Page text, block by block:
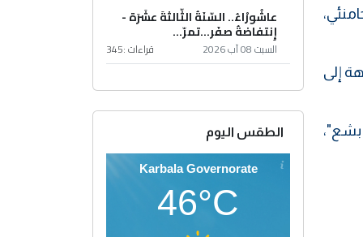
إلى
بشع"،
عاشُورْاءُ.. السّنَةُ الثّالثةَ عشَرَة -
إِنتفاضةُ صفَر…تمرّ...
السبت 08 آب 2026 قراءات :345
الطقس اليوم
Karbala Governorate
46°C